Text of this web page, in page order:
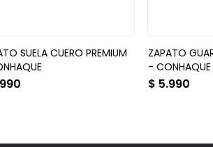
SUELA CUERO PREMIUM
ZAPATO
- CONHAQUE
$ 5.990